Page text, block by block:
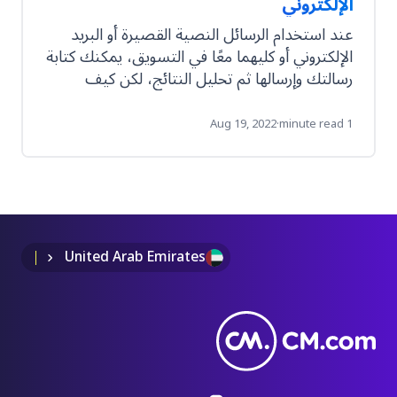
عند استخدام الرسائل النصية القصيرة أو البريد
الإلكتروني أو كليهما معًا في التسويق، يمكنك كتابة
رسالتك وإرسالها ثم تحليل النتائج، لكن كيف
تستفيد من هذا التحليل عند إرسال رسالتك
التالية؟1 minute read
·
Aug 19, 2022
United Arab Emirates